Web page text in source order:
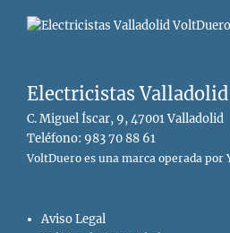
Electricistas
C. Miguel Íscar, 9, 47001 Valladolid
Teléfono: 983 70 88 61
VoltDuero es una marca operada por
Aviso Legal